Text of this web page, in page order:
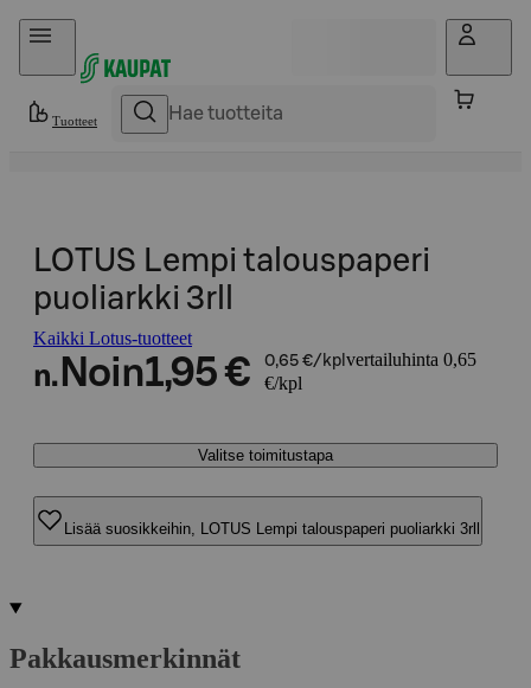
Hyppää sisältöön
Tuotteet
LOTUS Lempi talouspaperi
puoliarkki 3rll
Kaikki Lotus-tuotteet
n. Noin1,95 € 0,65 €/kpl vertailuhinta 0,65
€/kpl
Valitse toimitustapa
Lisää suosikkeihin, LOTUS Lempi talouspaperi puoliarkki 3rll
Pakkausmerkinnät